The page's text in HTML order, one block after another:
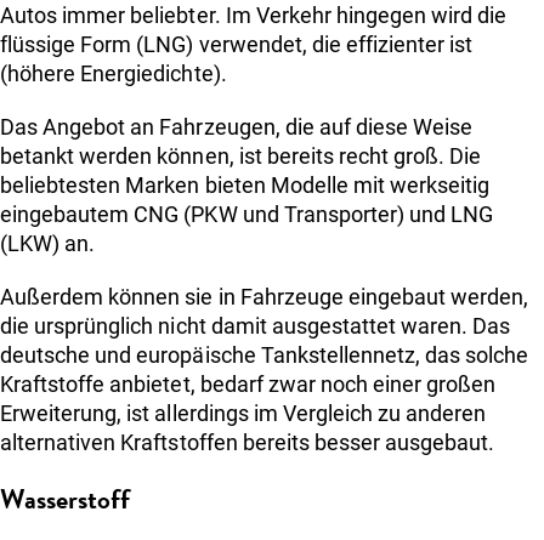
Autos immer beliebter. Im Verkehr hingegen wird die
flüssige Form (LNG) verwendet, die effizienter ist
(höhere Energiedichte).
Das Angebot an Fahrzeugen, die auf diese Weise
betankt werden können, ist bereits recht groß. Die
beliebtesten Marken bieten Modelle mit werkseitig
eingebautem CNG (PKW und Transporter) und LNG
(LKW) an.
Außerdem können sie in Fahrzeuge eingebaut werden,
die ursprünglich nicht damit ausgestattet waren. Das
deutsche und europäische Tankstellennetz, das solche
Kraftstoffe anbietet, bedarf zwar noch einer großen
Erweiterung, ist allerdings im Vergleich zu anderen
alternativen Kraftstoffen bereits besser ausgebaut.
Wasserstoff